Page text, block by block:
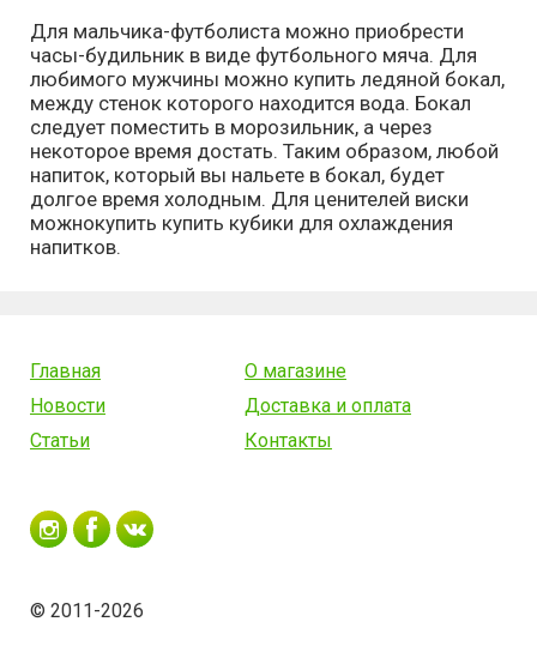
Для мальчика-футболиста можно приобрести
часы-будильник в виде футбольного мяча. Для
любимого мужчины можно купить ледяной бокал,
между стенок которого находится вода. Бокал
следует поместить в морозильник, а через
некоторое время достать. Таким образом, любой
напиток, который вы нальете в бокал, будет
долгое время холодным. Для ценителей виски
можнокупить купить кубики для охлаждения
напитков.
Главная
О магазине
Новости
Доставка и оплата
Статьи
Контакты
© 2011-2026